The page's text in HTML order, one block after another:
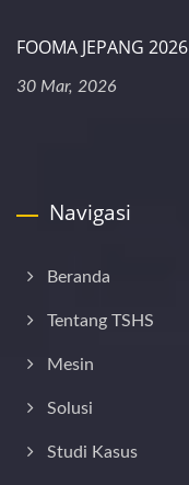
FOOMA JEPANG 2026
30 Mar, 2026
Navigasi
Beranda
Tentang TSHS
Mesin
Solusi
Studi Kasus